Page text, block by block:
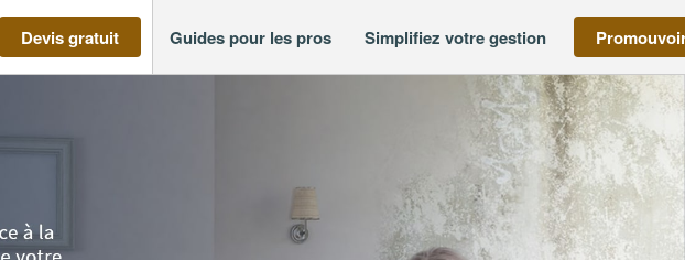
Devis gratuit Guides pour les pros Simplifiez votre gestion